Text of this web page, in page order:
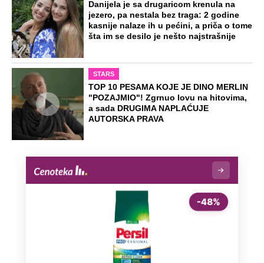
Danijela je sa drugaricom krenula na
jezero, pa nestala bez traga: 2 godine
kasnije nalaze ih u pećini, a priča o tome
šta im se desilo je nešto najstrašnije
STARS
TOP 10 PESAMA KOJE JE DINO MERLIN
"POZAJMIO"! Zgrnuo lovu na hitovima,
a sada DRUGIMA NAPLAĆUJE
AUTORSKA PRAVA